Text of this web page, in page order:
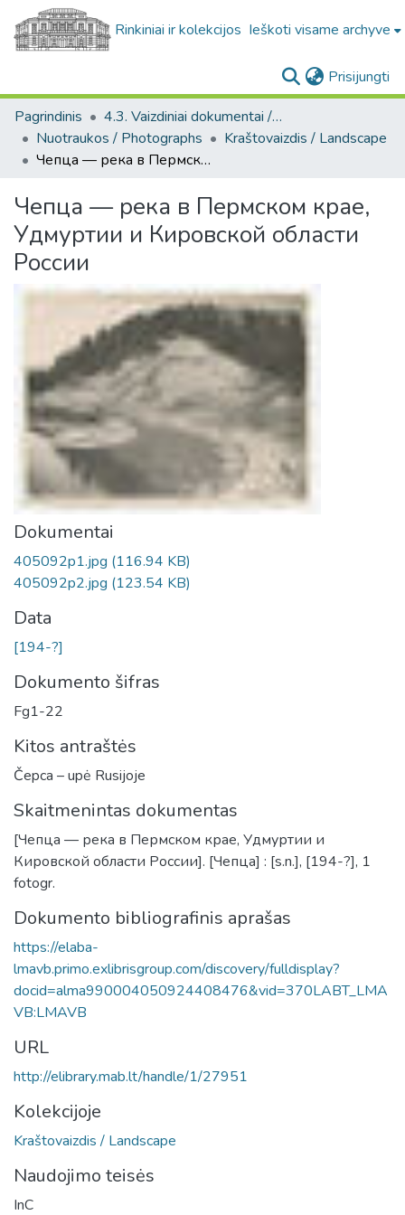
Rinkiniai ir kolekcijos Ieškoti visame archyve
Prisijungti
Pagrindinis
4.3. Vaizdiniai dokumentai / Visual documents
Nuotraukos / Photographs
Kraštovaizdis / Landscape
Чепца — река в Пермском крае, Удмуртии и Кировской области России
Чепца — река в Пермском крае,
Удмуртии и Кировской области
России
Dokumentai
405092p1.jpg (116.94 KB)
405092p2.jpg (123.54 KB)
Data
[194-?]
Dokumento šifras
Fg1-22
Kitos antraštės
Čepca – upė Rusijoje
Skaitmenintas dokumentas
[Чепца — река в Пермском крае, Удмуртии и
Кировской области России]. [Чепца] : [s.n.], [194-?], 1
fotogr.
Dokumento bibliografinis aprašas
https://elaba-
lmavb.primo.exlibrisgroup.com/discovery/fulldisplay?
docid=alma990004050924408476&vid=370LABT_LMA
VB:LMAVB
URL
http://elibrary.mab.lt/handle/1/27951
Kolekcijoje
Kraštovaizdis / Landscape
Naudojimo teisės
InC